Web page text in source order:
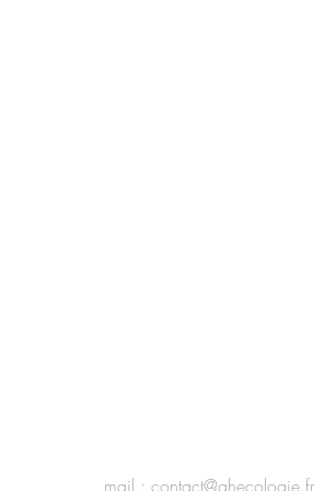
mail : contact@ahecologie.fr